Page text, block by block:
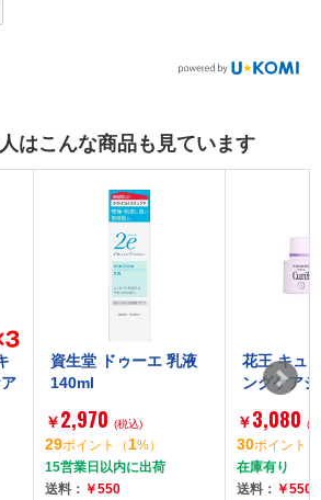
はこんな商品も見ています
資生堂 ドゥーエ 乳液
140ml
￥2,970 (税込)
29ポイント （1%）
15営業日以内に出荷
送料： ￥550
花王 キュ
ングケア
0g
￥3,080 (
30ポイント
在庫有り
送料： ￥550